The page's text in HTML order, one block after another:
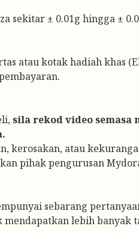
sekitar ± 0.01g hingga ±
atau kotak hadiah khas
sila rekod video semasa
kerosakan, atau
pihak pengurusan
sebarang
lebih banyak